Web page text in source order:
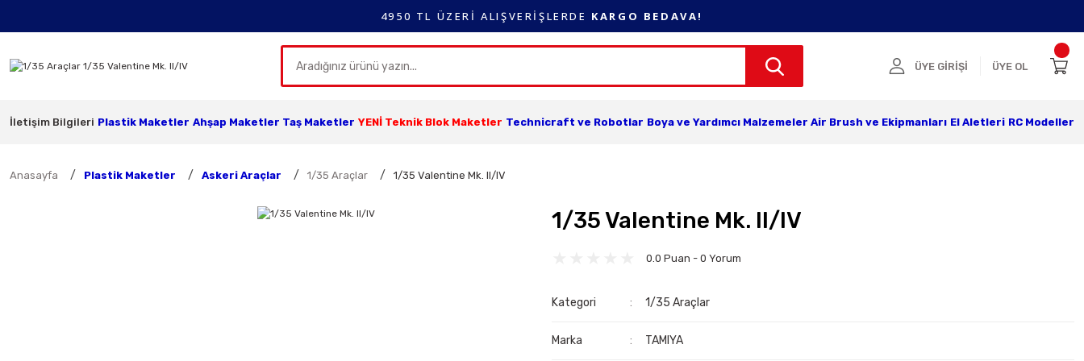
4950 TL ÜZERİ ALIŞVERİŞLERDE KARGO BEDAVA!
ÜYE GİRİŞİ ÜYE OL
İletişim Bilgileri Plastik Maketler Ahşap Maketler Taş Maketler YENİ Teknik Blok Maketler Technicraft ve Robotlar Boya ve Yardımcı Malzemeler Air Brush ve Ekipmanları El Aletleri RC Modeller
Anasayfa Plastik Maketler Askeri Araçlar 1/35 Araçlar 1/35 Valentine Mk. ll/lV
1/35 Valentine Mk. ll/lV
0.0 Puan - 0 Yorum
Kategori 1/35 Araçlar
Marka TAMIYA